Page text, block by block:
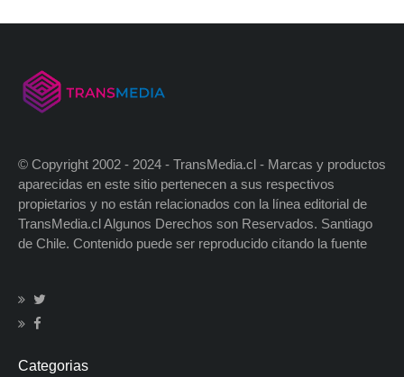
© Copyright 2002 - 2024 - TransMedia.cl - Marcas y productos
aparecidas en este sitio pertenecen a sus respectivos
propietarios y no están relacionados con la línea editorial de
TransMedia.cl Algunos Derechos son Reservados. Santiago
de Chile. Contenido puede ser reproducido citando la fuente
Categorias